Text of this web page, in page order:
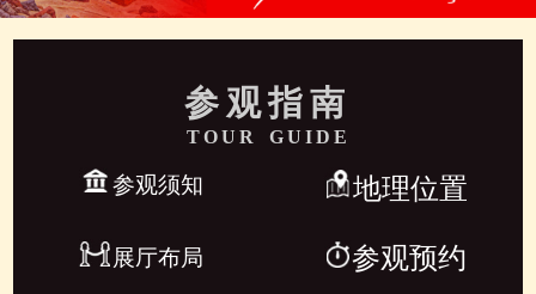
参观指南
TOUR GUIDE
参观须知 地理位置
展厅布局 参观预约